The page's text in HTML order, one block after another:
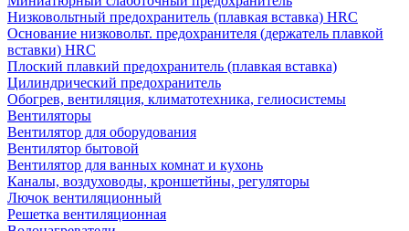
Низковольтный предохранитель (плавкая вставка) HRC
Основание низковольт. предохранителя (держатель плавкой
вставки) HRC
Плоский плавкий предохранитель (плавкая вставка)
Цилиндрический предохранитель
Обогрев, вентиляция, климатотехника, гелиосистемы
Вентиляторы
Вентилятор для оборудования
Вентилятор бытовой
Вентилятор для ванных комнат и кухонь
Каналы, воздуховоды, кроншетйны, регуляторы
Лючок вентиляционный
Решетка вентиляционная